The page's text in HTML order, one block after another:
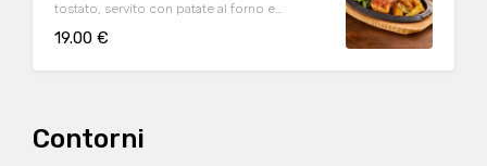
tostato, servito con patate al forno e
19.00 €
Contorni